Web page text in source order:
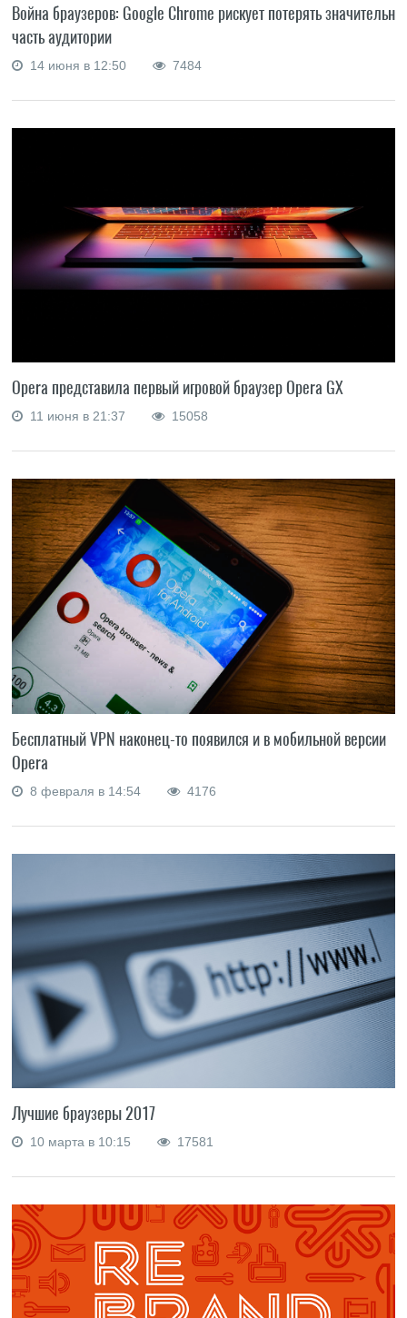
Война браузеров: Google Chrome рискует потерять
часть аудитории
14 июня в 12:50 7484
Opera представила первый игровой браузер Opera GX
11 июня в 21:37 15058
Бесплатный VPN наконец-то появился и в мобильной версии
Opera
8 февраля в 14:54 4176
Лучшие браузеры 2017
10 марта в 10:15 17581